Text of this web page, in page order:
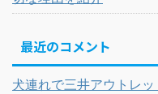
最近のコメント
犬連れで三井アウトレ